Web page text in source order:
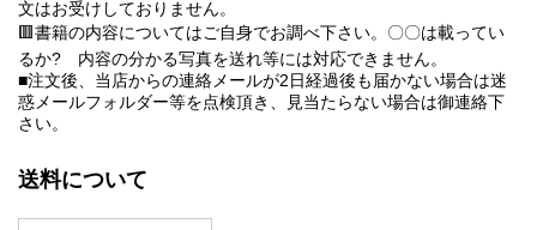
文はお受けしておりません。
🟥書籍の内容についてはご自身でお調べ下さい。〇〇は載ってい
るか? 内容の分かる写真を送れ等には対応できません。
■注文後、当店からの連絡メールが2日経過後も届かない場合は迷
惑メールフォルダー等を点検頂き、見当たらない場合は御連絡下
さい。
送料について